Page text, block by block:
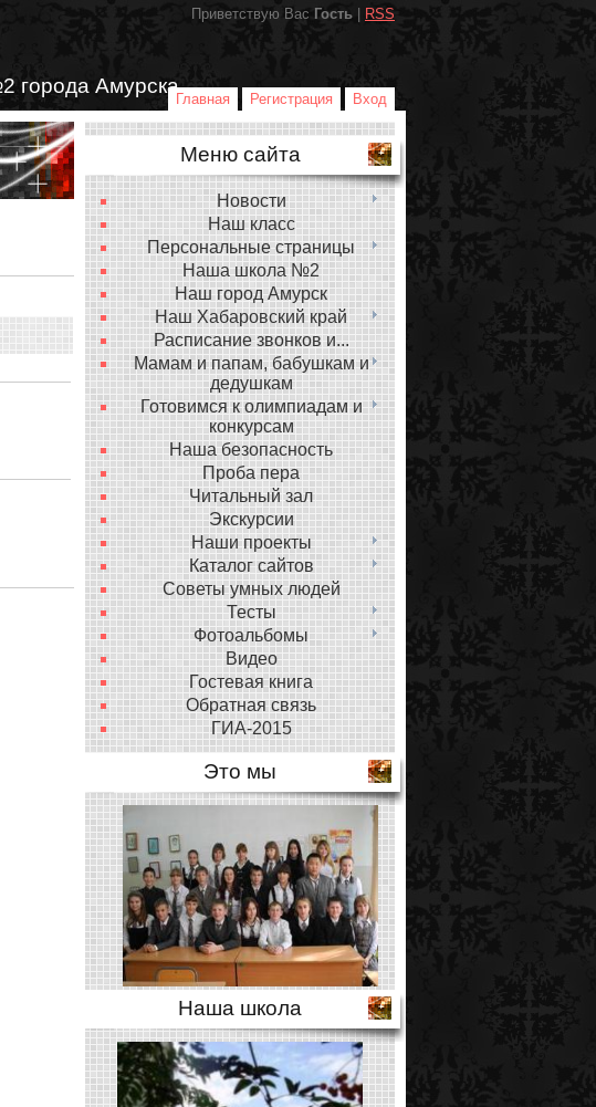
Приветствую Вас Гость RSS
Амурска
Главная Регистрация Вход
Меню сайта
Новости
Наш класс
Персональные страницы
Наша школа №2
Наш город Амурск
Наш Хабаровский край
Расписание звонков и...
Мамам и папам, бабушкам и
дедушкам
Готовимся к олимпиадам и
конкурсам
Наша безопасность
Проба пера
Читальный зал
Экскурсии
Наши проекты
Каталог сайтов
Советы умных людей
Тесты
Фотоальбомы
Видео
Гостевая книга
Обратная связь
ГИА-2015
Это мы
Наша школа